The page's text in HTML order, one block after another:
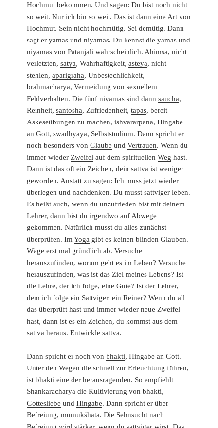
Hochmut bekommen. Und sagen: Du bist noch nicht
so weit. Nur ich bin so weit. Das ist dann eine Art von
Hochmut. Sein nicht hochmütig. Sei demütig. Dann
sagt eryamas undniyamas. Du kennst die yamas und
niyamas vonPatanjali wahrscheinlich.Ahimsa, nicht
verletzten,satya, Wahrhaftigkeit,asteya, nicht
stehlen,aparigraha, Unbestechlichkeit,
brahmacharya, Vermeidung von sexuellem
Fehlverhalten. Die fünf niyamas sind dannsaucha,
Reinheit,santosha, Zufriedenheit,tapas, bereit
Askeseübungen zu machen,ishvararpana, Hingabe
an Gott,swadhyaya, Selbststudium. Dann spricht er
noch besonders vonGlaube undVertrauen. Wenn du
immer wiederZweifel auf dem spirituellenWeg hast.
Dann ist das oft ein Zeichen, dein sattva ist weniger
geworden. Anstatt zu sagen: Ich muss jetzt wieder
überlegen und nachdenken. Du musst sattviger leben.
Es heißt auch, wenn du unzufrieden bist mit deinem
Lehrer, dann bist du irgendwo auf Abwege
gekommen. Natürlich musst du alles zunächst
überprüfen. ImYoga gibt es keinen blinden Glauben.
Wäge erst mal gründlich ab. Versuche
herauszufinden, worum geht es im Leben? Versuche
herauszufinden, was ist das Ziel meines Lebens? Ist
die Lehre, der ich folge, eineGute? Ist der Lehrer,
dem ich folge ein Sattviger, ein Reiner? Wenn du all
das überprüft hast und immer wieder neue Zweifel
hast, dann ist es ein Zeichen, du kommst aus dem
sattva heraus. Entwickle sattva.
Dann spricht er noch vonbhakti, Hingabe an Gott.
Unter den Wegen die schnell zurErleuchtung führen,
ist bhakti eine der herausragenden. So empfiehlt
Shankaracharya die Kultivierung von bhakti,
Gottesliebe undHingabe. Dann spricht er über
Befreiung, mumukśhatā. Die Sehnsucht nach